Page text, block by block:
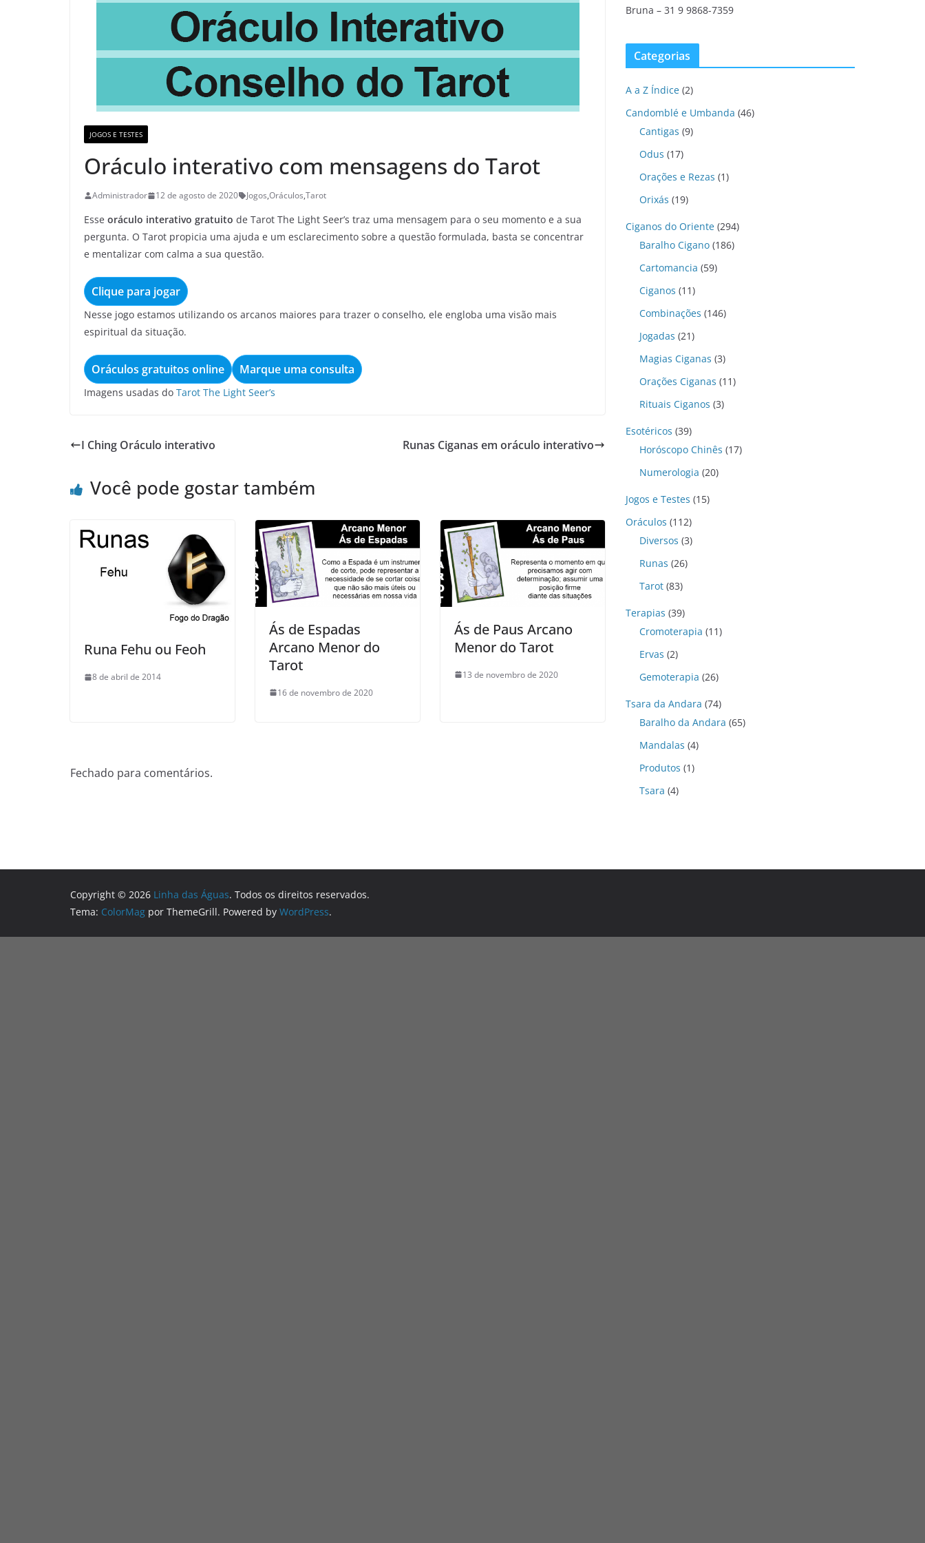
JOGOS E TESTES
Oráculo interativo com mensagens do Tarot
Administrador 12 de agosto de 2020 Jogos,Oráculos,Tarot
Esse oráculo interativo gratuito de Tarot The Light Seer’s traz uma mensagem para o seu momento e a sua
pergunta. O Tarot propicia uma ajuda e um esclarecimento sobre a questão formulada, basta se concentrar
e mentalizar com calma a sua questão.
Clique para jogar
Nesse jogo estamos utilizando os arcanos maiores para trazer o conselho, ele engloba uma visão mais
espiritual da situação.
Oráculos gratuitos online Marque uma consulta
Imagens usadas do Tarot The Light Seer’s
I Ching Oráculo interativo Runas Ciganas em oráculo interativo
Você pode gostar também
Runa Fehu ou Feoh
8 de abril de 2014
Ás de Espadas
Arcano Menor do
Tarot
16 de novembro de 2020
Ás de Paus Arcano
Menor do Tarot
13 de novembro de 2020
Fechado para comentários.
Bruna – 31 9 9868-7359
Categorias
A a Z Índice (2)
Candomblé e Umbanda (46)
Cantigas (9)
Odus (17)
Orações e Rezas (1)
Orixás (19)
Ciganos do Oriente (294)
Baralho Cigano (186)
Cartomancia (59)
Ciganos (11)
Combinações (146)
Jogadas (21)
Magias Ciganas (3)
Orações Ciganas (11)
Rituais Ciganos (3)
Esotéricos (39)
Horóscopo Chinês (17)
Numerologia (20)
Jogos e Testes (15)
Oráculos (112)
Diversos (3)
Runas (26)
Tarot (83)
Terapias (39)
Cromoterapia (11)
Ervas (2)
Gemoterapia (26)
Tsara da Andara (74)
Baralho da Andara (65)
Mandalas (4)
Produtos (1)
Tsara (4)
Copyright © 2026 Linha das Águas. Todos os direitos reservados.
Tema: ColorMag por ThemeGrill. Powered by WordPress.